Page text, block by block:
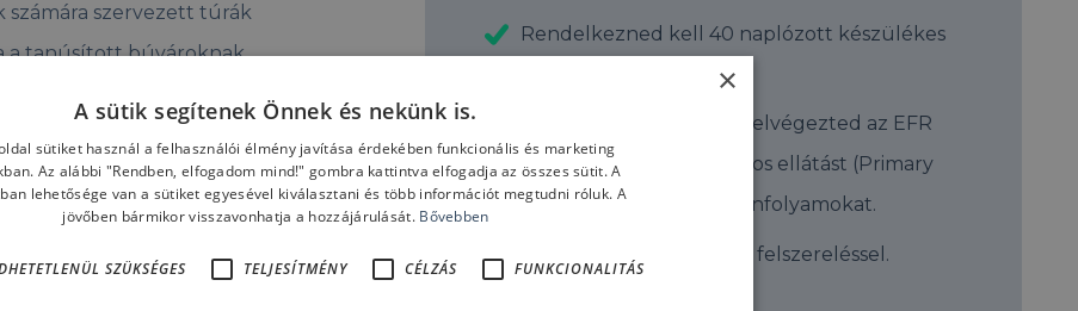
számára szervezett túrák
a tanúsított búvároknak.
Skin Diver program tanítására és
és vezényelheted a PADI Discover
a snorkel iránt érdeklődők
Rendelkezned kell 40 naplózott készülékes
Az elmúlt 24 hónapban elvégezted az EFR
elsődleges és másodlagos ellátást (Primary
and Secondary Care) tanfolyamokat.
Rendelkezned kell saját felszereléssel.
×
A sütik segítenek Önnek és nekünk is.
sütiket használ a felhasználói élmény javítása érdekében funkcionális és marketing
Az alábbi "Rendben, elfogadom mind!" gombra kattintva elfogadja az összes sütit. A
lehetősége van a sütiket egyesével kiválasztani és több információt megtudni róluk. A
jövőben bármikor visszavonhatja a hozzájárulását. Bővebben
SZÜKSÉGES TELJESÍTMÉNY CÉLZÁS FUNKCIONALITÁS